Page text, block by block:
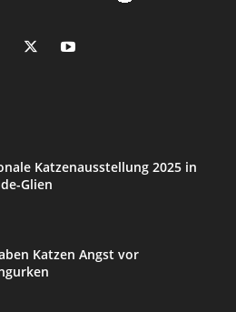
Katzenausstellung 2025 in
Glien
Katzen Angst vor